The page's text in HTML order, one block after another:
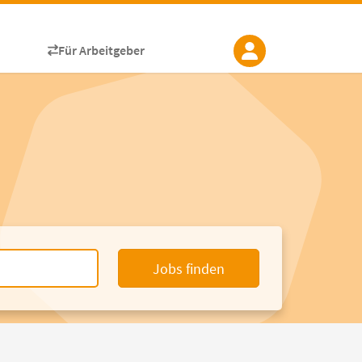
Für Arbeitgeber
Jobs finden